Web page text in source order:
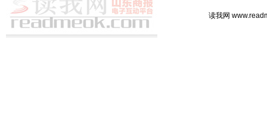
读我网